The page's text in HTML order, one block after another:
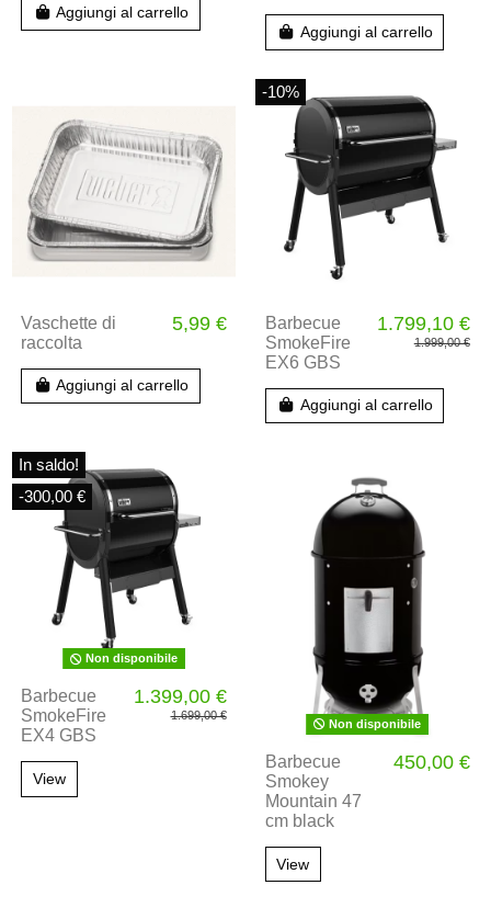
Aggiungi al carrello
Aggiungi al carrello
Vaschette di
raccolta
5,99 €
Aggiungi al carrello
-10%
Barbecue
SmokeFire
EX6 GBS
1.799,10 €
1.999,00 €
Aggiungi al carrello
In saldo!
-300,00 €
Non disponibile
Barbecue
SmokeFire
EX4 GBS
1.399,00 €
1.699,00 €
View
Non disponibile
Barbecue
Smokey
Mountain 47
cm black
450,00 €
View